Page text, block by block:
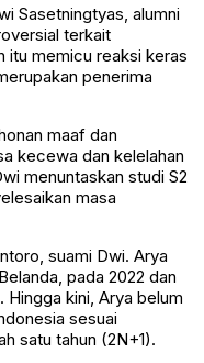
Sasetningtyas, alumni
terkait
itu memicu reaksi keras
penerima
maaf dan
kecewa dan kelelahan
menuntaskan studi S2
masa
, suami Dwi. Arya
pada 2022 dan
kini, Arya belum
sesuai
satu tahun (2N+1).